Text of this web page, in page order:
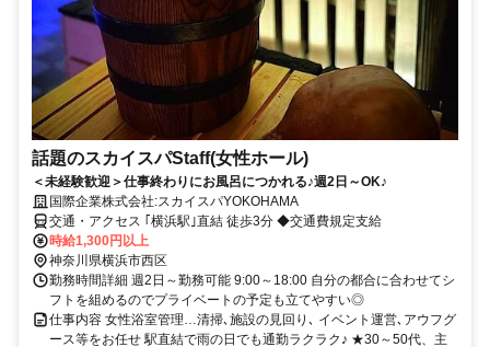
話題のスカイスパStaff(女性ホール)
＜未経験歓迎＞仕事終わりにお風呂につかれる♪週2日～OK♪
国際企業株式会社:スカイスパYOKOHAMA
交通・アクセス ｢横浜駅｣直結 徒歩3分 ◆交通費規定支給
時給1,300円以上
神奈川県横浜市西区
勤務時間詳細 週2日～勤務可能 9:00～18:00 自分の都合に合わせてシ
フトを組めるのでプライベートの予定も立てやすい◎
仕事内容 女性浴室管理…清掃､施設の見回り､ イベント運営､アウフグ
ース等をお任せ 駅直結で雨の日でも通勤ラクラク♪ ★30～50代、主